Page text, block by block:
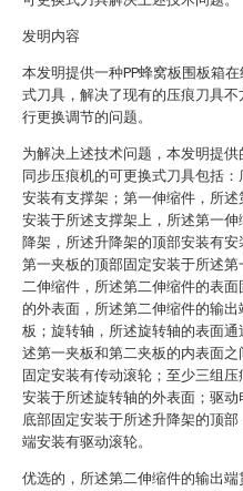
发明内容
本发明提供一种PP蜂窝板围板箱
式刀具，解决了现有的压痕刀具
行更换调节的问题。
为解决上述技术问题，本发明提供
同步压痕机的可更换式刀具包括
安装有支撑架；第一伸缩件，所
安装于所述支撑架上，所述第一
降架，所述升降架的顶部安装有
第一夹板的顶部固定安装于所述
二伸缩件，所述第二伸缩件的表
的外表面，所述第二伸缩件的输
板；旋转轴，所述旋转轴的表面
述第一夹板和第二夹板的内表面
固定安装有传动滚轮；至少三组
安装于所述旋转轴的外表面；驱
底部固定安装于所述升降架的顶
端安装有驱动滚轮。
优选的，所述第二伸缩件的输出